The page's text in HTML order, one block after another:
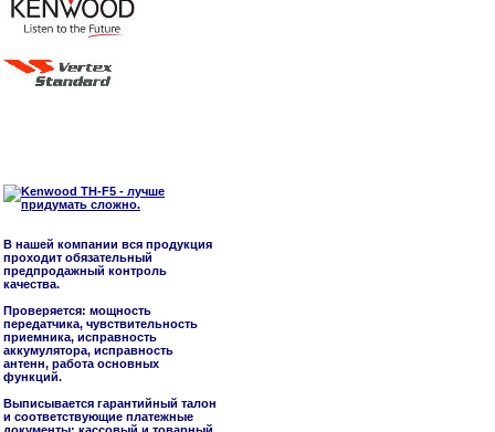
В нашей компании вся продукция
проходит обязательный
предпродажный контроль
качества.
Проверяется: мощность
передатчика, чувствительность
приемника, исправность
аккумулятора, исправность
антенн, работа основных
функций.
Выписывается гарантийный талон
и соответствующие платежные